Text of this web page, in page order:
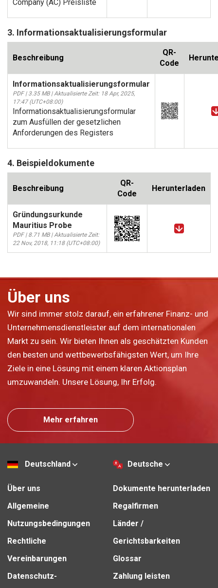
Company (AC) Preisliste
3. Informationsaktualisierungsformular
Beschreibung
QR-
Code
Informationsaktualisierungsformular
PDF | 3.35 MB | Aktualisierte Zeit: 18 Apr, 2025,
17:47 (UTC+08:00)
Informationsaktualisierungsformular
zum Ausfüllen der gesetzlichen
Anforderungen des Registers
4. Beispieldokumente
Beschreibung
QR-
Code
Herunterladen
Gründungsurkunde
Mauritius Probe
PDF | 8.71 MB | Aktualisierte Zeit:
22 Nov, 2018, 11:18 (UTC+08:00)
Über uns
Wir sind immer stolz darauf, ein erfahrener Finanz- und
Unternehmensdienstleister auf dem internationalen
Markt zu sein. Wir bieten Ihnen als geschätzten Kunden
den besten und wettbewerbsfähigsten Wert, um Ihre
Ziele in eine Lösung mit einem klaren Aktionsplan
umzuwandeln. Unsere Lösung, Ihr Erfolg.
Mehr erfahren
Deutschland Deutsche
Über uns
Allgemeine
Nutzungsbedingungen
Rechtliche
Vereinbarungen
Datenschutz-
Dokumente herunterladen
Regalfirmen
Länder /
Gerichtsbarkeiten
Glossar
Zahlung leisten